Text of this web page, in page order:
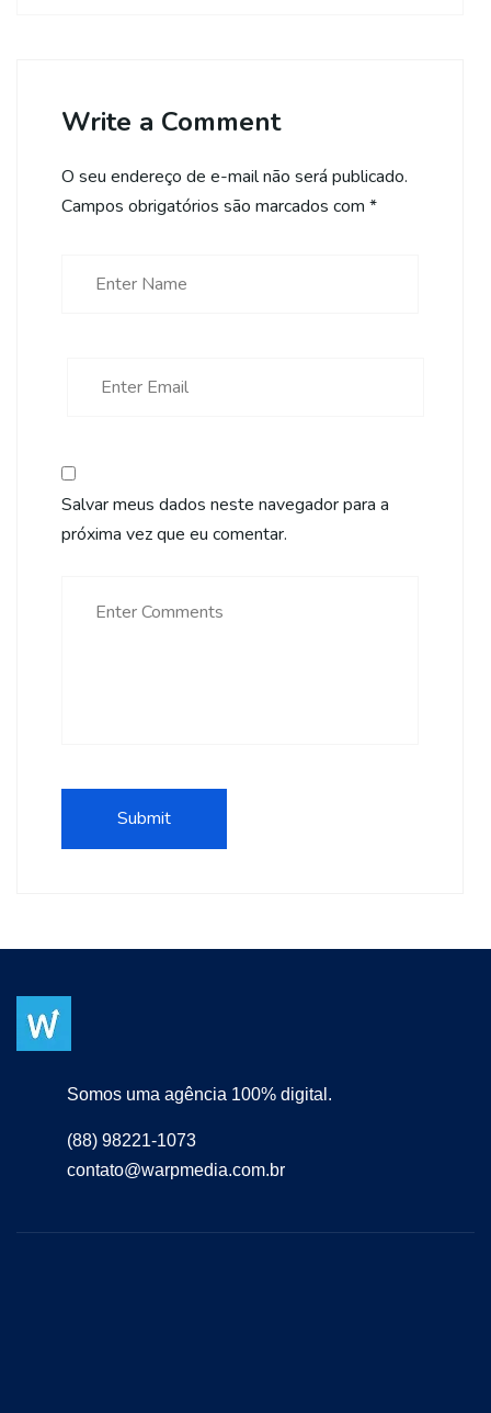
Write a Comment
O seu endereço de e-mail não será publicado.
Campos obrigatórios são marcados com *
Salvar meus dados neste navegador para a
próxima vez que eu comentar.
Somos uma agência 100% digital.
(88) 98221-1073
contato@warpmedia.com.br